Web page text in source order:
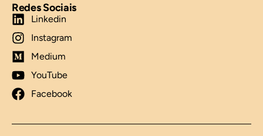
Redes Sociais
Linkedin
Instagram
Medium
YouTube
Facebook